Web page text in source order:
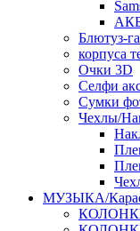
Блютуз-
корпуса
Очки 3D
Селфи
Сумки
Чехлы/
МУЗЫКА/